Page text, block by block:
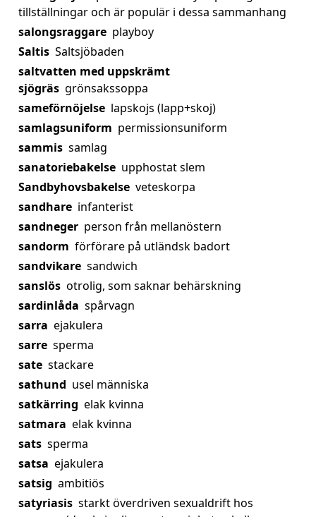
tillställningar och är populär i dessa sammanhang
salongsraggare playboy
Saltis Saltsjöbaden
saltvatten med uppskrämt
sjögräs grönsakssoppa
sameförnöjelse lapskojs (lapp+skoj)
samlagsuniform permissionsuniform
sammis samlag
sanatoriebakelse upphostat slem
Sandbyhovsbakelse veteskorpa
sandhare infanterist
sandneger person från mellanöstern
sandorm förförare på utländsk badort
sandvikare sandwich
sanslös otrolig, som saknar behärskning
sardinlåda spårvagn
sarra ejakulera
sarre sperma
sate stackare
sathund usel människa
satkärring elak kvinna
satmara elak kvinna
sats sperma
satsa ejakulera
satsig ambitiös
satyriasis starkt överdriven sexualdrift hos